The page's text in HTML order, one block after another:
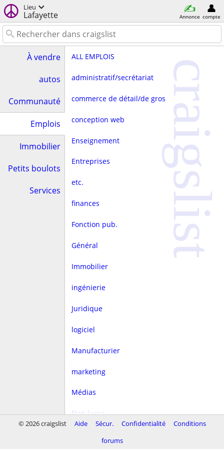
Lieu
Lafayette Annonce compte
À vendre
autos
Communauté
Emplois
Immobilier
Petits boulots
Services
ALL EMPLOIS
administratif/secrétariat
commerce de détail/de gros
conception web
Enseignement
Entreprises
etc.
finances
Fonction pub.
Général
Immobilier
ingénierie
Juridique
logiciel
Manufacturier
marketing
Médias
Non lucra.
craigslist
© 2026 craigslist Aide Sécur. Confidentialité
Conditions
forums